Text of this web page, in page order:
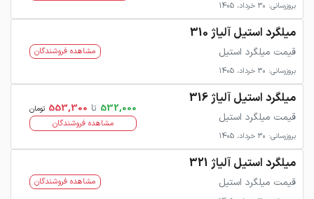
بروزرسانی: 30 خرداد، 1405
میلگرد استیل آلیاژ 310
قیمت میلگرد استیل
بروزرسانی: 30 خرداد، 1405
مشاهده فروشندگان
میلگرد استیل آلیاژ 316
قیمت میلگرد استیل
بروزرسانی: 30 خرداد، 1405
532,000 تا 553,300 تومان
مشاهده فروشندگان
میلگرد استیل آلیاژ 321
قیمت میلگرد استیل مشاهده فروشندگان